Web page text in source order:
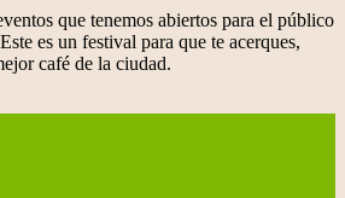
que tenemos abiertos para el público
es un festival para que te acerques,
café de la ciudad.